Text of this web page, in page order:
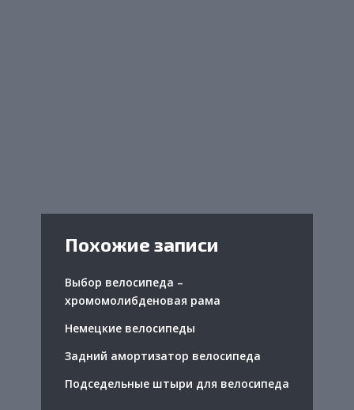
Похожие записи
Выбор велосипеда –
хромомолибденовая рама
Немецкие велосипеды
Задний амортизатор велосипеда
Подседельные штыри для велосипеда